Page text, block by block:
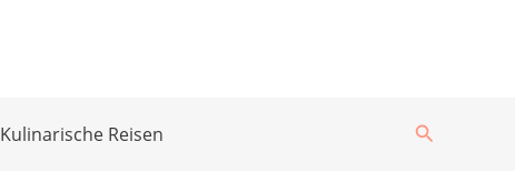
Kulinarische Reisen Suchen